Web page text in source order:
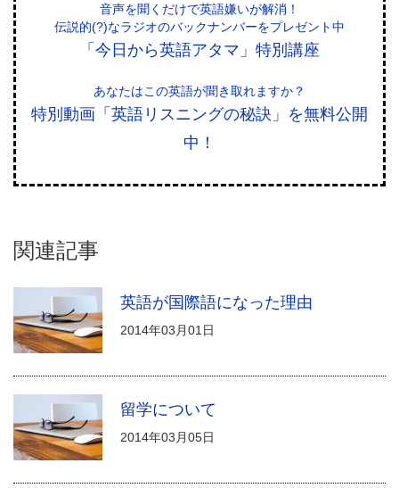
音声を聞くだけで英語嫌いが解消！
伝説的(?)なラジオのバックナンバーをプレゼント中
「今日から英語アタマ」特別講座
あなたはこの英語が聞き取れますか？
特別動画「英語リスニングの秘訣」を無料公開
中！
関連記事
英語が国際語になった理由
2014年03月01日
留学について
2014年03月05日